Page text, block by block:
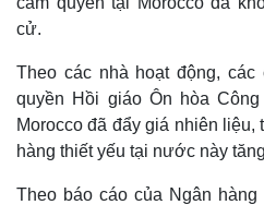
cử.
Theo các nhà hoạt động,
quyền Hồi giáo Ôn hòa
Morocco đã đẩy giá nhiên
hàng thiết yếu tại nước này
Theo báo cáo của Ngân